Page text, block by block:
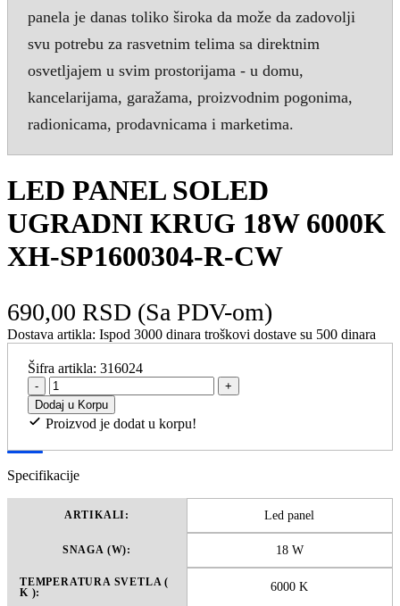
panela je danas toliko široka da može da zadovolji
svu potrebu za rasvetnim telima sa direktnim
osvetljajem u svim prostorijama - u domu,
kancelarijama, garažama, proizvodnim pogonima,
radionicama, prodavnicama i marketima.
LED PANEL SOLED
UGRADNI KRUG 18W 6000K
XH-SP1600304-R-CW
690,00 RSD (Sa PDV-om)
Dostava artikla: Ispod 3000 dinara troškovi dostave su 500 dinara
Šifra artikla:316024
-
+
Dodaj u Korpu
Proizvod je dodat u korpu!
Specifikacije
ARTIKALI: Led panel
SNAGA (W): 18 W
TEMPERATURA SVETLA (
K ):
6000 K